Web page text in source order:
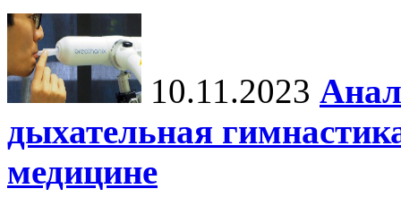
10.11.2023
дыхательная
медицине